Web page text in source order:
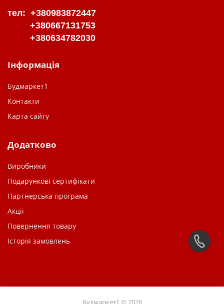
тел: +380983872447
+380667131753
+380634782030
Інформація
Будмаркет1
Контакти
Карта сайту
Додатково
Виробники
Подарункові сертифікати
Партнерська програма
Акції
Повернення товару
Історія замовлень
Будмаркет1 © 2026